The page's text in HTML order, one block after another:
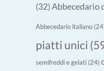
(32) Abbecedario
Abbecedario italiano
piatti unici
semifreddi e gelati (24)